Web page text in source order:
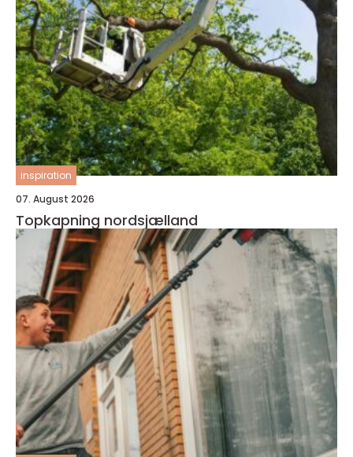
inspiration
07. August 2026
Topkapning nordsjælland